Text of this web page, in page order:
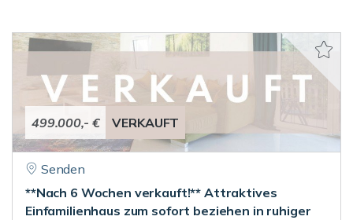
499.000,- € VERKAUFT
Senden
**Nach 6 Wochen verkauft!** Attraktives
Einfamilienhaus zum sofort beziehen in ruhiger